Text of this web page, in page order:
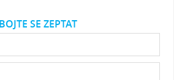
SE ZEPTAT